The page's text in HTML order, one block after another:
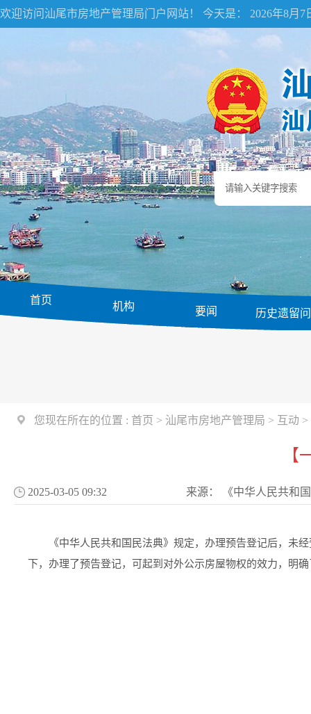
欢迎访问汕尾市房地产管理局门户网站！ 今天是： 2026年8月7
首页
机构 要闻 历史遗留
您现在所在的位置 : 首页 > 汕尾市房地产管理局 > 互动 >
【
2025-03-05 09:32 来源： 《中华人民共和
《中华人民共和国民法典》规定，办理预告登记后，未经
下，办理了预告登记，可起到对外公示房屋物权的效力，明